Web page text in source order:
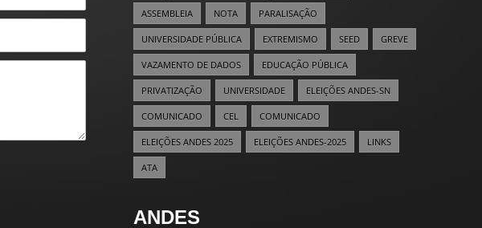
ASSEMBLEIA NOTA PARALISAÇÃO
UNIVERSIDADE PÚBLICA EXTREMISMO SEED GREVE
VAZAMENTO DE DADOS EDUCAÇÃO PÚBLICA
PRIVATIZAÇÃO UNIVERSIDADE ELEIÇÕES ANDES-SN
COMUNICADO CEL COMUNICADO
ELEIÇÕES ANDES 2025 ELEIÇÕES ANDES-2025 LINKS
ATA
ANDES